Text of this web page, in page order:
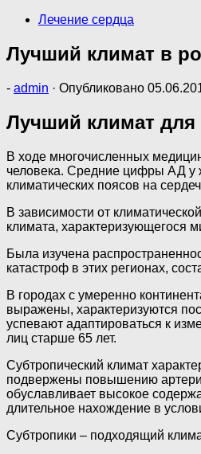
Лечение сердца
Лучший климат в
- admin · Опубликовано
Лучший климат для
В ходе многочисленных
человека. Средние цифры АД у
климатических поясов на
В зависимости от
климата, характеризующегося
Была изучена
катастроф в этих регионах,
В городах с умеренно
выражены, характеризуются
успевают адаптироваться к
лиц старше 65 лет.
Субтропический климат
подвержены повышению
обуславливает высокое
длительное нахождение в
Субтропики – подходящий